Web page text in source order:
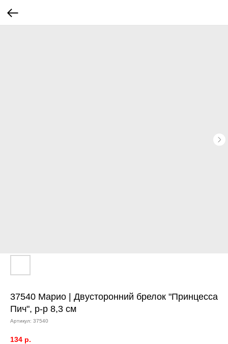
37540 Марио | Двусторонний брелок "Принцесса
Пич", р-р 8,3 см
Артикул: 37540
134 р.